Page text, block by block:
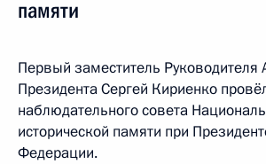
памяти
Первый заместитель Руководителя
Президента Сергей Кириенко
наблюдательного совета
исторической памяти при
Федерации.